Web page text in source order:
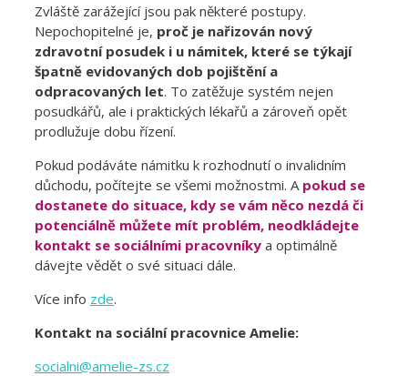
Zvláště zarážející jsou pak některé postupy.
Nepochopitelné je, proč je nařizován nový
zdravotní posudek i u námitek, které se týkají
špatně evidovaných dob pojištění a
odpracovaných let. To zatěžuje systém nejen
posudkářů, ale i praktických lékařů a zároveň opět
prodlužuje dobu řízení.
Pokud podáváte námitku k rozhodnutí o invalidním
důchodu, počítejte se všemi možnostmi. A pokud se
dostanete do situace, kdy se vám něco nezdá či
potenciálně můžete mít problém, neodkládejte
kontakt se sociálními pracovníky a optimálně
dávejte vědět o své situaci dále.
Více info zde.
Kontakt na sociální pracovnice Amelie:
socialni@amelie-zs.cz